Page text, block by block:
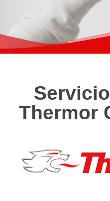
Thermor